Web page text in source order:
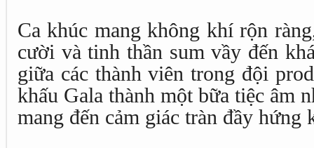
Ca khúc mang không khí rộn
cười và tinh thần sum vầy đến
giữa các thành viên trong đội
khấu Gala thành một bữa tiệc âm
mang đến cảm giác tràn đầy